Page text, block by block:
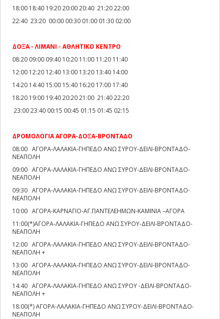
18:00 18:40 19:20 20:00 20:40 21:20 22:00
22:40 23:20 00:00 00:30 01:00 01:30 02:00
ΔΟΞΑ - ΛΙΜΑΝΙ - ΑΘΛΗΤΙΚΟ ΚΕΝΤΡΟ
08:20 09:00 09:40 10:20 11:00 11:20 11:40
12:00 12:20 12:40 13:00 13:20 13:40 14:00
14:20 14:40 15:00 15:40 16:20 17:00 17:40
18:20 19:00 19:40 20:20 21:00 21:40 22:20
23:00 23:40 00:15 00:45 01:15 01:45 02:15
ΔΡΟΜΟΛΟΓΙΑ ΑΓΟΡΑ-ΔΟΞΑ-ΒΡΟΝΤΑΔΟ
08:00 ΑΓΟΡΑ-ΛΑΛΑΚΙΑ-ΓΗΠΕΔΟ ΑΝΩ ΣΥΡΟΥ-ΔΕΙΛΙ-ΒΡΟΝΤΑΔΟ-
ΝΕΑΠΟΛΗ
09:00 ΑΓΟΡΑ-ΛΑΛΑΚΙΑ-ΓΗΠΕΔΟ ΑΝΩ ΣΥΡΟΥ-ΔΕΙΛΙ-ΒΡΟΝΤΑΔΟ-
ΝΕΑΠΟΛΗ
09:30 ΑΓΟΡΑ-ΛΑΛΑΚΙΑ-ΓΗΠΕΔΟ ΑΝΩ ΣΥΡΟΥ-ΔΕΙΛΙ-ΒΡΟΝΤΑΔΟ-
ΝΕΑΠΟΛΗ
10:00 ΑΓΟΡΑ-ΚΑΡΝΑΓΙΟ-ΑΓ.ΠΑΝΤΕΛΕΗΜΩΝ-ΚΑΜΙΝΙΑ –ΑΓΟΡΑ
11:00(*)ΑΓΟΡΑ-ΛΑΛΑΚΙΑ-ΓΗΠΕΔΟ ΑΝΩ ΣΥΡΟΥ-ΔΕΙΛΙ-ΒΡΟΝΤΑΔΟ-
ΝΕΑΠΟΛΗ
12:00 ΑΓΟΡΑ-ΛΑΛΑΚΙΑ-ΓΗΠΕΔΟ ΑΝΩ ΣΥΡΟΥ-ΔΕΙΛΙ-ΒΡΟΝΤΑΔΟ-
ΝΕΑΠΟΛΗ +
13:00 ΑΓΟΡΑ-ΛΑΛΑΚΙΑ-ΓΗΠΕΔΟ ΑΝΩ ΣΥΡΟΥ-ΔΕΙΛΙ-ΒΡΟΝΤΑΔΟ-
ΝΕΑΠΟΛΗ
14:40 ΑΓΟΡΑ-ΛΑΛΑΚΙΑ-ΓΗΠΕΔΟ ΑΝΩ ΣΥΡΟΥ -ΔΕΙΛΙ-ΒΡΟΝΤΑΔΟ-
ΝΕΑΠΟΛΗ +
18:00(*) ΑΓΟΡΑ-ΛΑΛΑΚΙΑ-ΓΗΠΕΔΟ ΑΝΩ ΣΥΡΟΥ-ΔΕΙΛΙ-ΒΡΟΝΤΑΔΟ-
ΝΕΑΠΟΛΗ